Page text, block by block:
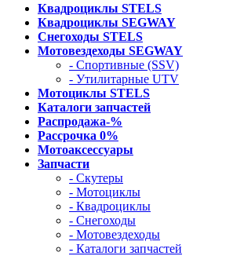
Квадроциклы STELS
Квадроциклы SEGWAY
Снегоходы STELS
Мотовездеходы SEGWAY
- Спортивные (SSV)
- Утилитарные UTV
Мотоциклы STELS
Каталоги запчастей
Распродажа-%
Рассрочка 0%
Мотоаксессуары
Запчасти
- Скутеры
- Мотоциклы
- Квадроциклы
- Снегоходы
- Мотовездеходы
- Каталоги запчастей